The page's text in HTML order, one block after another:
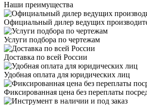
Наши преимущества
Официальный дилер ведущих
Услуги подбора по чертежам
Доставка по всей России
Удобная оплата для юридических лиц
Фиксированная цена без переплаты